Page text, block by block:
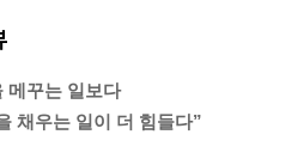
식인의 ‘어떤 읽기’와 문해력
기에 너무 일찍 눈떴다. ‘주검의 정
메꾸는 일보다
채우는 일이 더 힘들다”